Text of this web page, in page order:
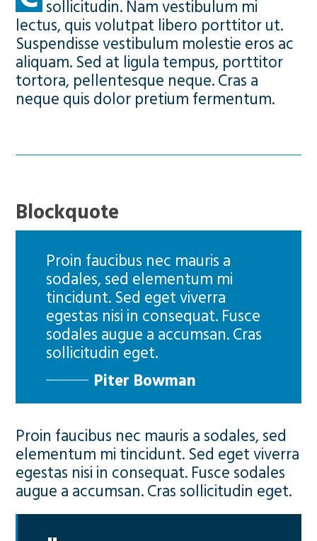
sollicitudin. Nam vestibulum mi
lectus, quis volutpat libero porttitor ut.
Suspendisse vestibulum molestie eros ac
aliquam. Sed at ligula tempus, porttitor
tortora, pellentesque neque. Cras a
neque quis dolor pretium fermentum.
Blockquote
Proin faucibus nec mauris a
sodales, sed elementum mi
tincidunt. Sed eget viverra
egestas nisi in consequat. Fusce
sodales augue a accumsan. Cras
sollicitudin eget.
Piter Bowman
Proin faucibus nec mauris a sodales, sed
elementum mi tincidunt. Sed eget viverra
egestas nisi in consequat. Fusce sodales
augue a accumsan. Cras sollicitudin eget.